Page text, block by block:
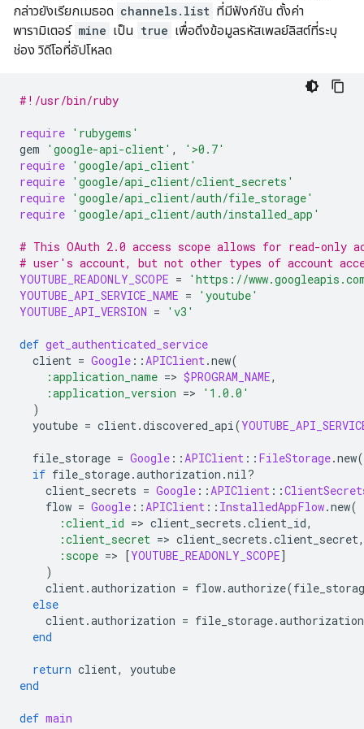
กล่าวยังเรียกเมธอด channels.list ที่มีฟังก์ชัน ตั้งค่า
พารามิเตอร์ mine เป็น true เพื่อดึงข้อมูลรหัสเพลย์ลิสต์ที่ระบุ
ช่อง วิดีโอที่อัปโหลด
#!/usr/bin/ruby
require 'rubygems'
gem
'google-api-client' ,
'>0.7'
require 'google/api_client'
require 'google/api_client/client_secrets'
require 'google/api_client/auth/file_storage'
require 'google/api_client/auth/installed_app'
# This OAuth 2.0 access scope allows for read-only
# user's account, but not other types of account
YOUTUBE_READONLY_SCOPE =
'https://
YOUTUBE_API_SERVICE_NAME =
'youtube'
YOUTUBE_API_VERSION = 'v3'
def get_authenticated_service
client = Google ::APIClient.new(
:application_name => $PROGRAM_NAME,
:application_version =>
'1.0.0'
)
youtube = client.discovered_api(
file_storage = Google ::APIClient :: FileStorage.new(
if file_storage.authorization .nil?
client_secrets = Google ::APIClient ::
flow = Google ::APIClient :: InstalledAppFlow.new(
:client_id => client_secrets .client_id,
:client_secret => client_secrets .client_secret,
:scope => [YOUTUBE_READONLY_SCOPE]
)
client.authorization = flow.authorize(
else
client.authorization = file_storage.authorization
end
return client,
youtube
end
def main